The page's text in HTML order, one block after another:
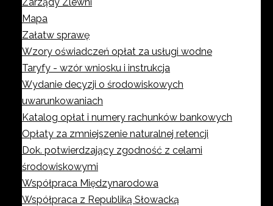
Mapa
Załatw sprawę
Wzory oświadczeń opłat za usługi wodne
Taryfy - wzór wniosku i instrukcja
Wydanie decyzji o środowiskowych
uwarunkowaniach
Katalog opłat i numery rachunków bankowych
Opłaty za zmniejszenie naturalnej retencji
Dok. potwierdzający zgodność z celami
środowiskowymi
Współpraca Międzynarodowa
Współpraca z Republiką Słowacką